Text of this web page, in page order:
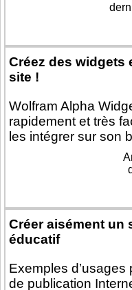
Créez des widgets
site !
Wolfram Alpha
rapidement et très
les intégrer sur son
Créer aisément un
éducatif
Exemples d’usages
de publication